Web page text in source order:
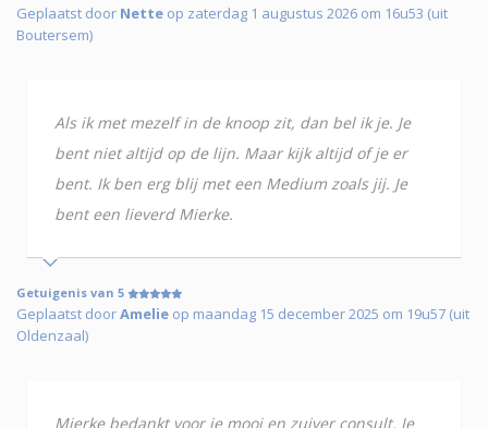
Geplaatst door Nette op zaterdag 1 augustus 2026 om 16u53 (uit
Boutersem)
Als ik met mezelf in de knoop zit, dan bel ik je. Je
bent niet altijd op de lijn. Maar kijk altijd of je er
bent. Ik ben erg blij met een Medium zoals jij. Je
bent een lieverd Mierke.
Getuigenis van 5
Geplaatst doorAmelie op maandag 15 december 2025 om 19u57 (uit
Oldenzaal)
Mierke bedankt voor je mooi en zuiver consult. Je